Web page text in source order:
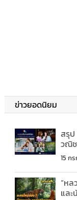
ข่าวยอดนิยม
สรุป
วณิช
15 ก
“หล
และ